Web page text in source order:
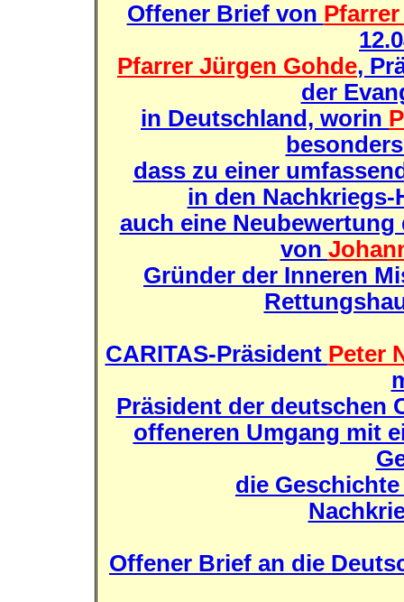
Offener Brief von
Pfarrer Jürgen Gohde,
der
in Deutschland, worin
dass zu einer
in den
auch eine
von
Gründer der Inneren
CARITAS-Präsident Peter
Präsident der deutschen
offeneren Umgang mit
die
Offener Brief an die